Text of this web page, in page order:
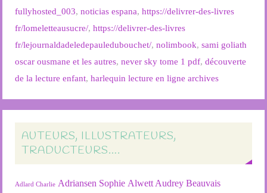
fullyhosted_003,noticias espana,https://delivrer-des-livres
fr/lomeletteausucre/,https://delivrer-des-livres
fr/lejournaldadeledepauledubouchet/,nolimbook,sami goliath
oscar ousmane et les autres,never sky tome 1 pdf,découverte
de la lecture enfant,harlequin lecture en ligne archives
AUTEURS, ILLUSTRATEURS,
TRADUCTEURS….
Adlard Charlie Adriansen Sophie Alwett Audrey Beauvais